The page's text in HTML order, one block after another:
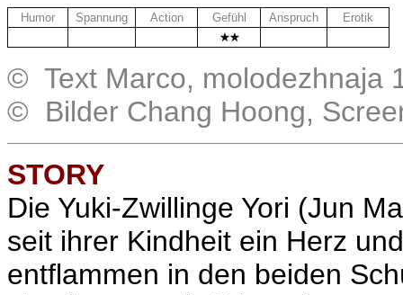
Humor Spannung Action Gefühl Anspruch
Erotik
© Text Marco, molodezhnaja
© Bilder Chang Hoong,
STORY
Die Yuki-Zwillinge Yori (Jun
seit ihrer Kindheit ein Herz
entflammen in den beiden